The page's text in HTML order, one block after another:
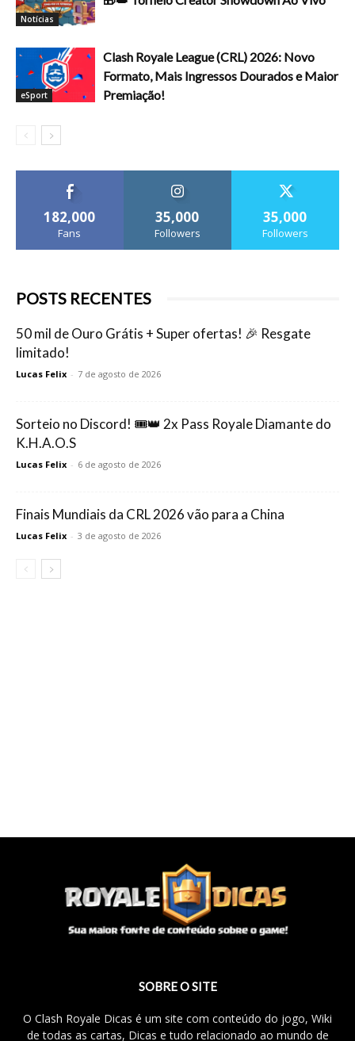
Notícias
eSport
Clash Royale League (CRL) 2026: Novo
Formato, Mais Ingressos Dourados e Maior
Premiação!
182,000
Fans
35,000
Followers
35,000
Followers
POSTS RECENTES
50 mil de Ouro Grátis + Super ofertas! 🎉 Resgate
limitado!
Lucas Felix - 7 de agosto de 2026
Sorteio no Discord! 🎟️👑 2x Pass Royale Diamante do
K.H.A.O.S
Lucas Felix - 6 de agosto de 2026
Finais Mundiais da CRL 2026 vão para a China
Lucas Felix - 3 de agosto de 2026
SOBRE O SITE
O Clash Royale Dicas é um site com conteúdo do jogo, Wiki
de todas as cartas, Dicas e tudo relacionado ao mundo de